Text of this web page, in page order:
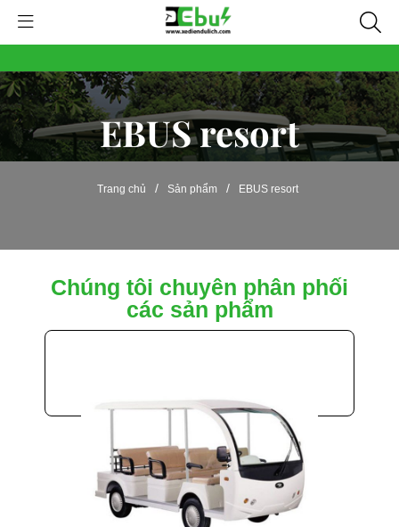
EBUS resort
Trang chủ / Sản phẩm / EBUS resort
Chúng tôi chuyên phân phối
các sản phẩm